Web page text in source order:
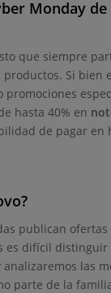
Monday de
que siempre
Si bien
promociones
hasta 40% en
de pagar en
publican ofertas
es difícil
analizaremos las
parte de la